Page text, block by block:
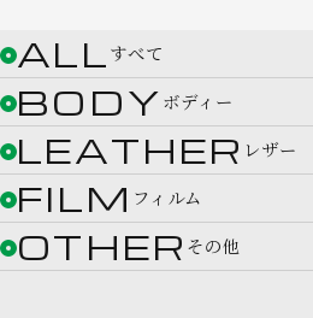
ALL すべて
BODY ボディー
LEATHER レザー
FILM フィルム
OTHER その他